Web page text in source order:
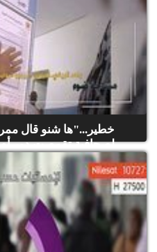
خطير..."ها شنو قال
لصحافية تقمصت دور